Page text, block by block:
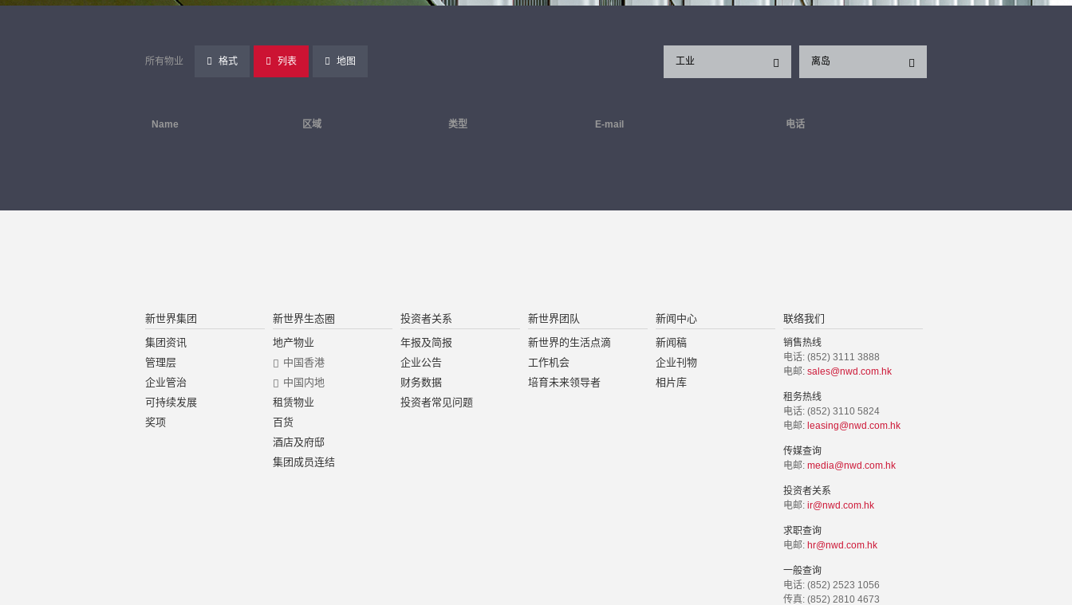
所有物业 格式 列表 地图 离岛
工业
Name 区域 类型 E-mail 电话
新世界集团
集团资讯
管理层
企业管治
可持续发展
奖项
新世界生态圈
地产物业
中国香港
中国内地
租赁物业
百货
酒店及府邸
集团成员连结
投资者关系
年报及简报
企业公告
财务数据
投资者常见问题
新世界团队
新世界的生活点滴
工作机会
培育未来领导者
新闻中心
新闻稿
企业刊物
相片库
联络我们
销售热线
电话: (852) 3111 3888
电邮: sales@nwd.com.hk
租务热线
电话: (852) 3110 5824
电邮: leasing@nwd.com.hk
传媒查询
电邮: media@nwd.com.hk
投资者关系
电邮: ir@nwd.com.hk
求职查询
电邮: hr@nwd.com.hk
一般查询
电话: (852) 2523 1056
传真: (852) 2810 4673